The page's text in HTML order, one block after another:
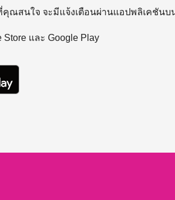
คุณสนใจ จะมีแจ้งเตือนผ่านแอปพลิเคชัน
และ Google Play